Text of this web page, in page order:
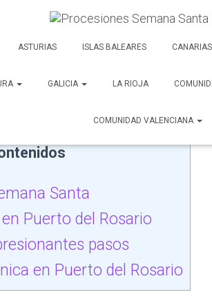
ASTURIAS ISLAS BALEARES CANARIAS
GALICIA LA RIOJA
COMUNIDAD VALENCIANA
Puerto del
Santa
Puerto del Rosario
pasos
en Puerto del Rosario